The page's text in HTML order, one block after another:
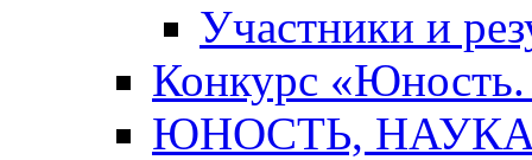
Участники и
Конкурс «Юность.
ЮНОСТЬ, НАУКА,